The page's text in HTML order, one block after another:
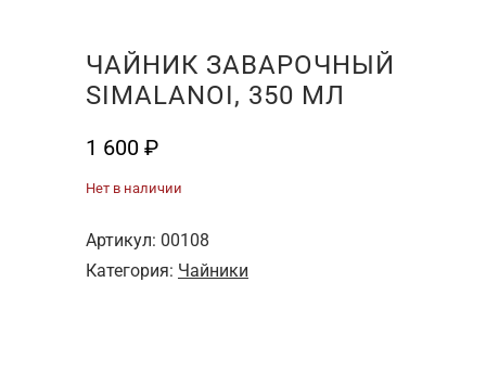
ЧАЙНИК ЗАВАРОЧНЫЙ
SIMALANOI, 350 МЛ
1 600 ₽
Нет в наличии
Артикул: 00108
Категория: Чайники